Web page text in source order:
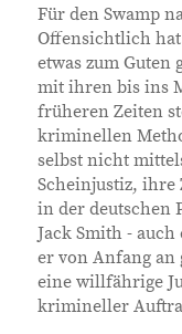
Für den Swamp
Offensichtlich
etwas zum Guten
mit ihren bis ins
früheren Zeiten
kriminellen
selbst nicht
Scheinjustiz, ihre
in der deutschen
Jack Smith -
er von Anfang an
eine willfährige
krimineller